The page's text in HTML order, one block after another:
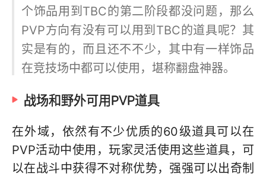
个饰品用到TBC的第二阶段都没问题，那么
PVP方向有没有可以用到TBC的道具呢？其
实是有的，而且还不不少，其中有一样饰品
在竞技场中都可以使用，堪称翻盘神器。
战场和野外可用PVP道具
在外域，依然有不少优质的60级道具可以在
PVP活动中使用，玩家灵活使用这些道具，可
以在战斗中获得不对称优势，强强可以出奇制